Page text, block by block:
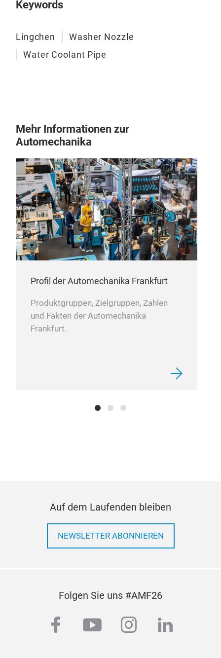
Keywords
Lingchen
Washer Nozzle
Water Coolant Pipe
Mehr Informationen zur
Automechanika
Profil der Automechanika Frankfurt
Produktgruppen, Zielgruppen, Zahlen
und Fakten der Automechanika
Frankfurt.
Auf dem Laufenden bleiben
NEWSLETTER ABONNIEREN
Folgen Sie uns #AMF26
facebook
youtubeinstagram
linkedin